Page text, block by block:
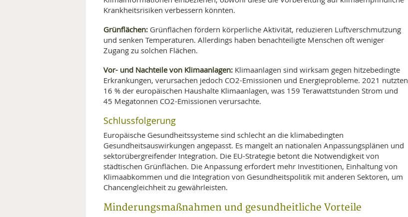
Krankheitsrisiken verbessern könnten.
Grünflächen: Grünflächen fördern körperliche Aktivität, reduzieren Luftverschmutzung
und senken Temperaturen. Allerdings haben benachteiligte Menschen oft weniger
Zugang zu solchen Flächen.
Vor- und Nachteile von Klimaanlagen: Klimaanlagen sind wirksam gegen hitzebedingte
Erkrankungen, verursachen jedoch CO2-Emissionen und Energieprobleme. 2021 nutzten
16 % der europäischen Haushalte Klimaanlagen, was 159 Terawattstunden Strom und
45 Megatonnen CO2-Emissionen verursachte.
Schlussfolgerung
Europäische Gesundheitssysteme sind schlecht an die klimabedingten
Gesundheitsauswirkungen angepasst. Es mangelt an nationalen Anpassungsplänen und
sektorübergreifender Integration. Die EU-Strategie betont die Notwendigkeit von
städtischen Grünflächen. Die Anpassung erfordert mehr Investitionen, Einhaltung von
Klimaabkommen und die Integration von Gesundheitspolitik mit anderen Sektoren, um
Chancengleichheit zu gewährleisten.
Minderungsmaßnahmen und gesundheitliche Vorteile